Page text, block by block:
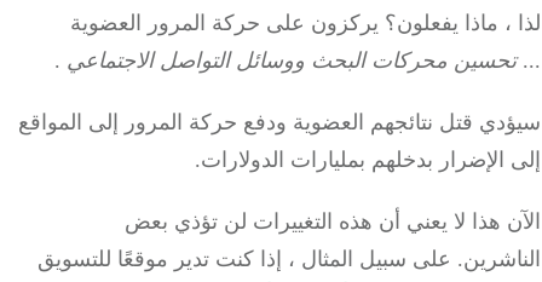
، ماذا يفعلون؟ يركزون على حركة المرور العضوية
محركات البحث ووسائل التواصل الاجتماعي.
قتل نتائجهم العضوية ودفع حركة المرور إلى المواقع
بدخلهم بمليارات الدولارات.
هذا لا يعني أن هذه التغييرات لن تؤذي بعض
على سبيل المثال ، إذا كنت تدير موقعًا للتسويق